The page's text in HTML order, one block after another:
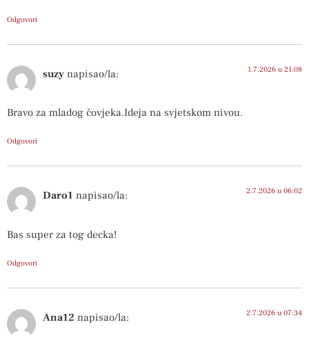
Odgovori
suzy napisao/la: 1.7.2026 u 21:08
Bravo za mladog čovjeka.Ideja na svjetskom nivou.
Odgovori
Daro1 napisao/la: 2.7.2026 u 06:02
Bas super za tog decka!
Odgovori
Ana12 napisao/la: 2.7.2026 u 07:34